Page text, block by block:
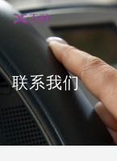
首页
联系我们